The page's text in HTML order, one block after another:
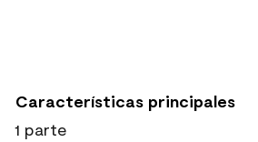
Características principales
1 parte